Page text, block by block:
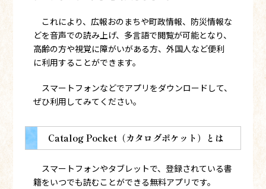
これにより、広報おのまちや町政情報、防災情報な
どを音声での読み上げ、多言語で閲覧が可能となり、
高齢の方や視覚に障がいがある方、外国人など便利
に利用することができます。
スマートフォンなどでアプリをダウンロードして、
ぜひ利用してみてください。
Catalog Pocket（カタログポケット）とは
スマートフォンやタブレットで、登録されている書
籍をいつでも読むことができる無料アプリです。